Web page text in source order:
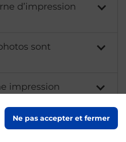
Ne pas accepter et fermer
d’impression
sont
impression
des 3 photos